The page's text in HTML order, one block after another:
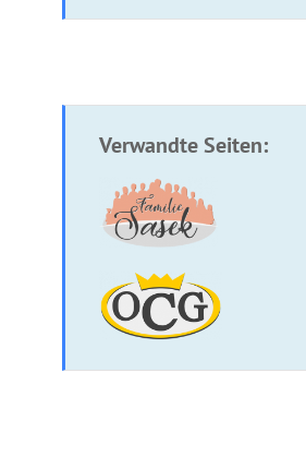
Verwandte Seiten: